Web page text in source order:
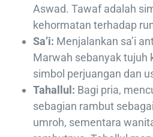
Aswad. Tawaf adalah
kehormatan terhadap
Sa’i: Menjalankan sa’i
Marwah sebanyak tujuh
simbol perjuangan dan
Tahallul: Bagi pria,
sebagian rambut
umroh, sementara